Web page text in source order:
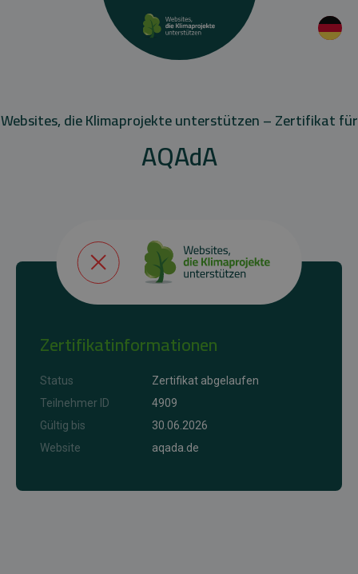
Websites, die Klimaprojekte unterstützen – Zertifikat für
AQAdA
Zertifikatinformationen
Status
Zertifikat abgelaufen
Teilnehmer ID
4909
Gültig bis
30.06.2026
Website
aqada.de